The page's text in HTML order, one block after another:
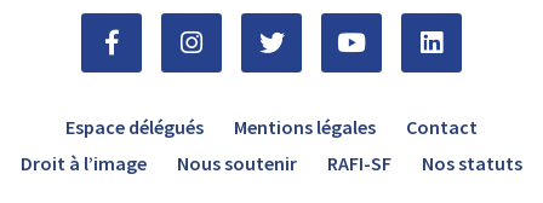
Espace délégués Mentions légales
Contact
Droit à l’image
Nous soutenir RAFI-SF Nos statuts